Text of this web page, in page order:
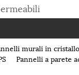
murali in
Pannelli a parete